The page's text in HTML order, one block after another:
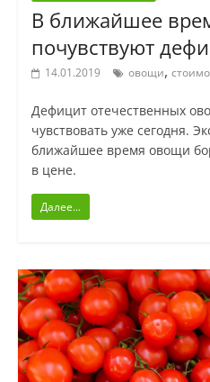
В ближайшее
почувствуют
14.01.2019 овощи,
Дефицит отечественных
чувствовать уже сегодня.
ближайшее время овощи
в цене.
Далее...